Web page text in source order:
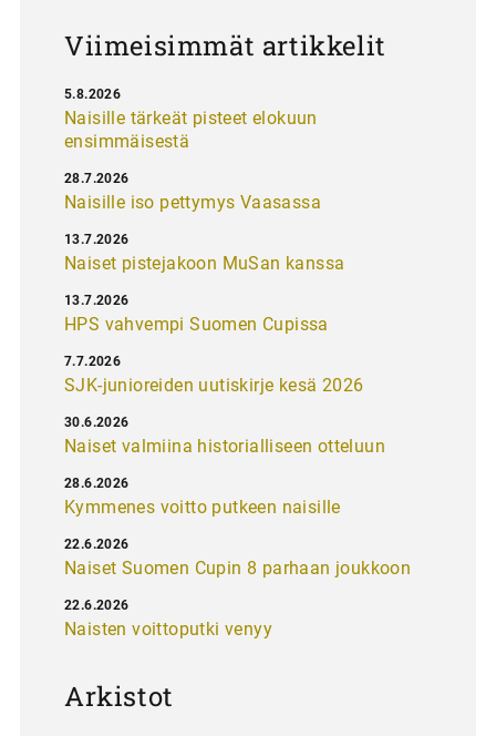
Viimeisimmät artikkelit
Naisille tärkeät pisteet elokuun
ensimmäisestä
5.8.2026
Naisille iso pettymys Vaasassa
28.7.2026
Naiset pistejakoon MuSan kanssa
13.7.2026
HPS vahvempi Suomen Cupissa
13.7.2026
SJK-junioreiden uutiskirje kesä 2026
7.7.2026
Naiset valmiina historialliseen otteluun
30.6.2026
Kymmenes voitto putkeen naisille
28.6.2026
Naiset Suomen Cupin 8 parhaan joukkoon
22.6.2026
Naisten voittoputki venyy
22.6.2026
Arkistot